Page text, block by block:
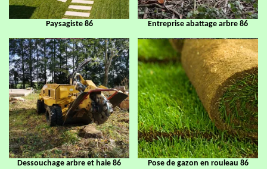
Paysagiste 86 Entreprise abattage arbre 86
Dessouchage arbre et haie 86 Pose de gazon en rouleau 86